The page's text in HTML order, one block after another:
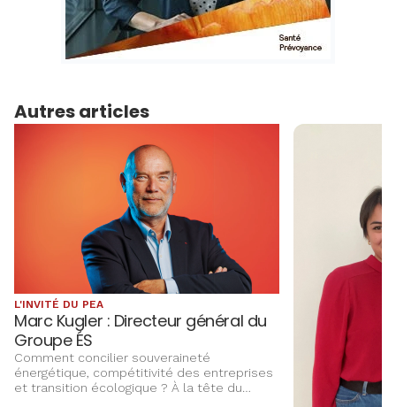
Autres articles
L'INVITÉ DU PEA
Marc Kugler : Directeur général du
Groupe ÉS
Comment concilier souveraineté
énergétique, compétitivité des entreprises
et transition écologique ? À la tête du